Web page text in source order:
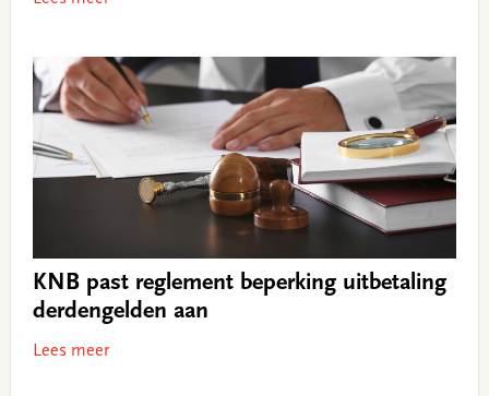
KNB past reglement beperking uitbetaling
derdengelden aan
Lees meer